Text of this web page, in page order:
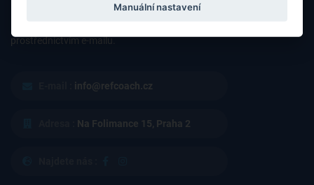
prostřednictvím e-mailu.
info@refcoach.cz
Na Folimance 15, Praha 2
Manuální nastavení